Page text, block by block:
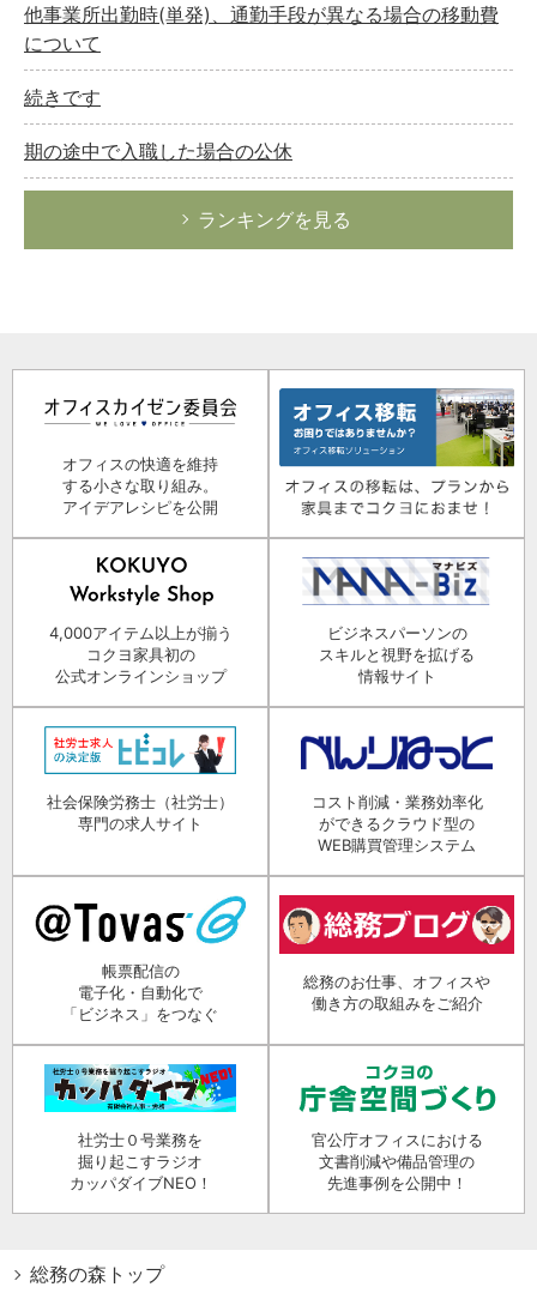
他事業所出勤時(単発)、通勤手段が異なる場合の移動費
について
続きです
期の途中で入職した場合の公休
ランキングを見る
オフィスの快適を維持
する小さな取り組み。
アイデアレシピを公開
4,000アイテム以上が揃う
コクヨ家具初の
公式オンラインショップ
ビジネスパーソンの
スキルと視野を拡げる
情報サイト
社会保険労務士（社労士）
専門の求人サイト
コスト削減・業務効率化
ができるクラウド型の
WEB購買管理システム
帳票配信の
電子化・自動化で
「ビジネス」をつなぐ
総務のお仕事、オフィスや
働き方の取組みをご紹介
社労士０号業務を
掘り起こすラジオ
カッパダイブNEO！
官公庁オフィスにおける
文書削減や備品管理の
先進事例を公開中！
総務の森トップ